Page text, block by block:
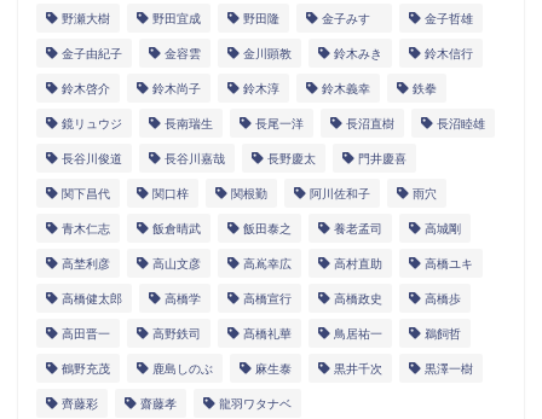
野瀬大樹 野田宜成 野田隆 金子みすゞ 金子哲雄
金子由紀子 金容雲 金川顕教 鈴木みき 鈴木信行
鈴木啓介 鈴木尚子 鈴木淳 鈴木義幸 鉄拳
鏡リュウジ 長南瑞生 長尾一洋 長沼直樹 長沼睦雄
長谷川俊道 長谷川嘉哉 長野慶太 門井慶喜
関下昌代 関口梓 関根勤 阿川佐和子 雨穴
青木仁志 飯倉晴武 飯田泰之 養老孟司 高城剛
高埜利彦 高山文彦 高嶌幸広 高村直助 高橋ユキ
高橋健太郎 高橋学 高橋宣行 高橋政史 高橋歩
高田晋一 高野鉄司 髙橋礼華 鳥居祐一 鵜飼哲
鶴野充茂 鹿島しのぶ 麻生泰 黒井千次 黒澤一樹
齊藤彩 齋藤孝 龍羽ワタナベ